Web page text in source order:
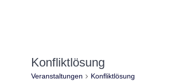
Konfliktlösung
Veranstaltungen Konfliktlösung